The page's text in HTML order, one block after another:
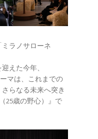
ラノサローネ
えた今年、
マは、これまでの
らなる未来へ突き
25歳の野心）』で